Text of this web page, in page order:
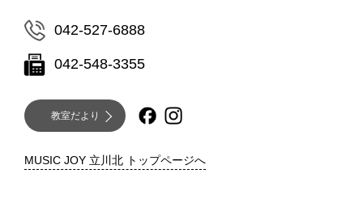
042-527-6888
042-548-3355
教室だより
MUSIC JOY 立川北 トップページへ